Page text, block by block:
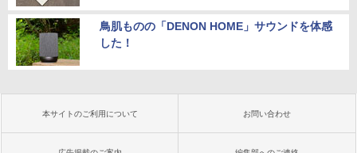
鳥肌ものの「DENON HOME」サウンドを体感
した！
本サイトのご利用について お問い合わせ